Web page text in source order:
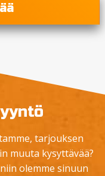
tarjouksen
muuta kysyttävää?
olemme sinuun